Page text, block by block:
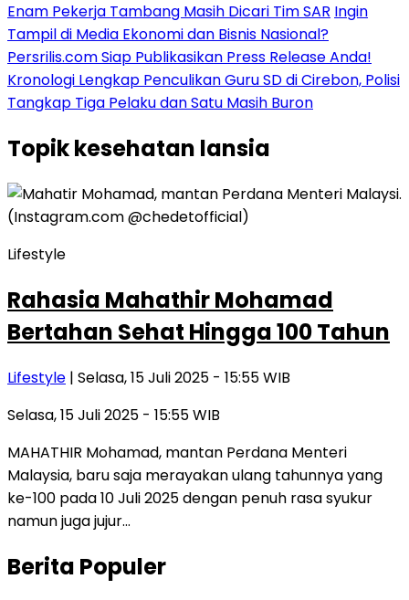
Enam Pekerja Tambang Masih Dicari Tim SAR Ingin
Tampil di Media Ekonomi dan Bisnis Nasional?
Persrilis.com Siap Publikasikan Press Release Anda!
Kronologi Lengkap Penculikan Guru SD di Cirebon, Polisi
Tangkap Tiga Pelaku dan Satu Masih Buron
Topikkesehatan lansia
Lifestyle
Rahasia Mahathir Mohamad
Bertahan Sehat Hingga 100 Tahun
Lifestyle | Selasa, 15 Juli 2025 - 15:55 WIB
Selasa, 15 Juli 2025 - 15:55 WIB
MAHATHIR Mohamad, mantan Perdana Menteri
Malaysia, baru saja merayakan ulang tahunnya yang
ke-100 pada 10 Juli 2025 dengan penuh rasa syukur
namun juga jujur…
Berita Populer